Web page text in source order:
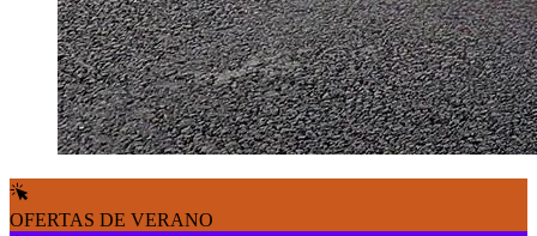
OFERTAS DE VERANO